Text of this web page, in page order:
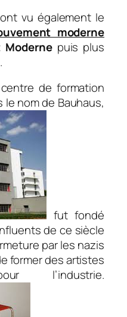
vu également le
moderne
Modernepuis plus
de formation
nom de Bauhaus,
fut fondé
de ce siècle
par les nazis
former des artistes
l’industrie.